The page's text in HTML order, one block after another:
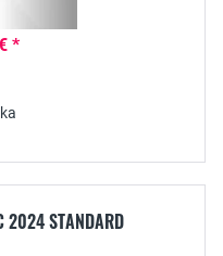
*
2024 STANDARD